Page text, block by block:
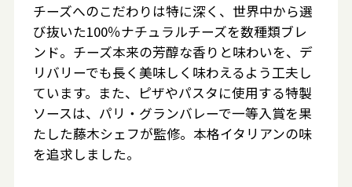
チーズへのこだわりは特に深く、世界中から選
び抜いた100％ナチュラルチーズを数種類ブレ
ンド。チーズ本来の芳醇な香りと味わいを、デ
リバリーでも長く美味しく味わえるよう工夫し
ています。また、ピザやパスタに使用する特製
ソースは、パリ・グランバレーで一等入賞を果
たした藤木シェフが監修。本格イタリアンの味
を追求しました。